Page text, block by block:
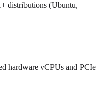
distributions (Ubuntu,
hardware vCPUs and PCIe